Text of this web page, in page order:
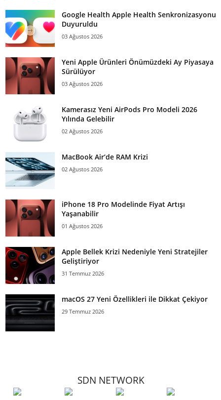
Google Health Apple Health Senkronizasyonu
Duyuruldu
03 Ağustos 2026
Yeni Apple Ürünleri Önümüzdeki Ay Piyasaya
Sürülüyor
03 Ağustos 2026
Kamerasız Yeni AirPods Pro Modeli 2026
Yılında Gelebilir
02 Ağustos 2026
MacBook Air’de RAM Krizi
02 Ağustos 2026
iPhone 18 Pro Modelinde Fiyat Artışı
Yaşanabilir
01 Ağustos 2026
Apple Bellek Krizi Nedeniyle Yeni Stratejiler
Geliştiriyor
31 Temmuz 2026
macOS 27 Yeni Özellikleri ile Dikkat Çekiyor
29 Temmuz 2026
SDN NETWORK